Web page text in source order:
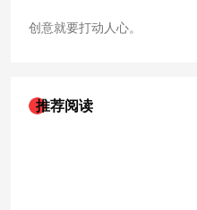
创意就要打动人心。
推荐阅读